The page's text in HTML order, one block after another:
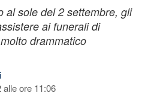
al sole del 2 settembre, gli
ai funerali di
drammatico
ore 11:06